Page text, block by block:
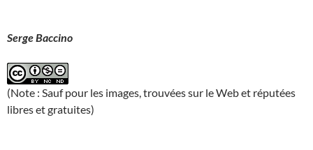
Serge Baccino
(Note : Sauf pour les images, trouvées sur le Web et réputées
libres et gratuites)